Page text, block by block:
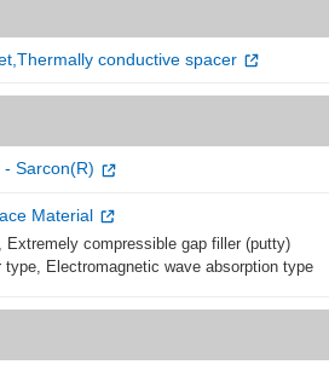
conductive spacer
Sarcon(R)
Material
Extremely compressible gap filler (putty)
Electromagnetic wave absorption type